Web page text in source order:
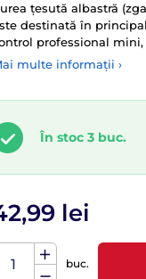
țesută albastră
destinată în
professional
multe informații ›
În stoc 3 buc.
lei
buc.